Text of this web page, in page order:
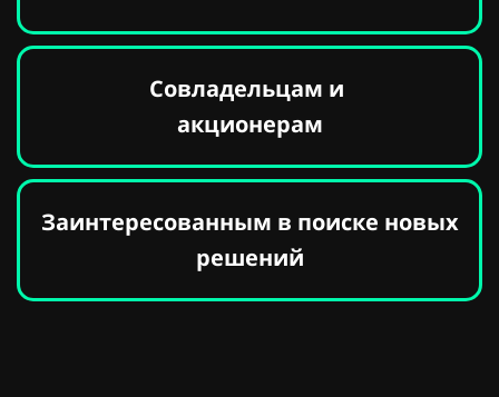
Совладельцам и
акционерам
Заинтересованным в поиске новых
решений